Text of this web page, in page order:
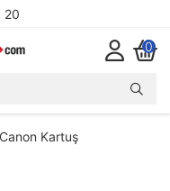
20
0
Canon Kartuş